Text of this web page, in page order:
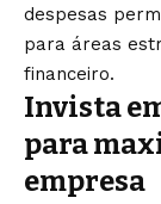
despesas
para áreas
financeiro.
Invista
para
empresa